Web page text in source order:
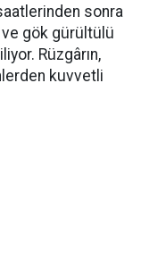
sonra
ve gök gürültülü
Rüzgârın,
kuvvetli